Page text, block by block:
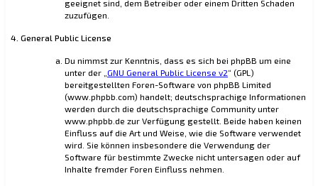
geeignet sind, dem Betreiber oder einem Dritten Schaden
zuzufügen.
4. General Public License
Du nimmst zur Kenntnis, dass es sich bei phpBB um eine
unter der „ GNU General Public License v2“ (GPL)
bereitgestellten Foren-Software von phpBB Limited
(www.phpbb.com) handelt; deutschsprachige Informationen
werden durch die deutschsprachige Community unter
www.phpbb.de zur Verfügung gestellt. Beide haben keinen
Einfluss auf die Art und Weise, wie die Software verwendet
wird. Sie können insbesondere die Verwendung der
Software für bestimmte Zwecke nicht untersagen oder auf
Inhalte fremder Foren Einfluss nehmen.